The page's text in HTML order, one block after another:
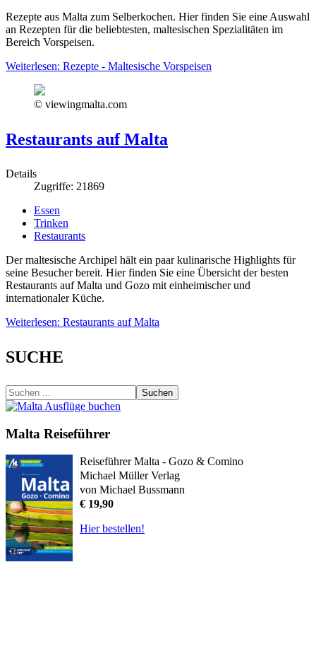
Rezepte aus Malta zum Selberkochen. Hier finden Sie eine Auswahl
an Rezepten für die beliebtesten, maltesischen Spezialitäten im
Bereich Vorspeisen.
Weiterlesen: Rezepte - Maltesische Vorspeisen
© viewingmalta.com
Restaurants auf Malta
Details
Zugriffe: 21869
Essen
Trinken
Restaurants
Der maltesische Archipel hält ein paar kulinarische Highlights für
seine Besucher bereit. Hier finden Sie eine Übersicht der besten
Restaurants auf Malta und Gozo mit einheimischer und
internationaler Küche.
Weiterlesen: Restaurants auf Malta
SUCHE
Suchen
Malta Reiseführer
Reiseführer Malta - Gozo & Comino
Michael Müller Verlag
von Michael Bussmann
€ 19,90
Hier bestellen!